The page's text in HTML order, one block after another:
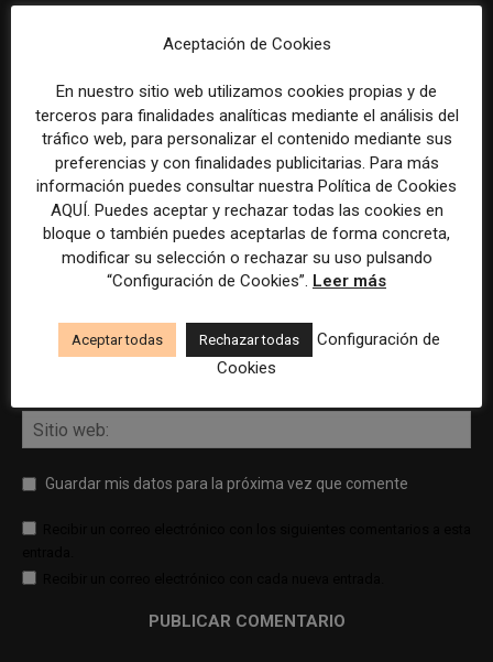
DEJA UNA RESPUESTA
Guardar mis datos para la próxima vez que comente
Aceptación de Cookies
En nuestro sitio web utilizamos cookies propias y de
terceros para finalidades analíticas mediante el análisis del
tráfico web, para personalizar el contenido mediante sus
preferencias y con finalidades publicitarias. Para más
información puedes consultar nuestra Política de Cookies
AQUÍ. Puedes aceptar y rechazar todas las cookies en
bloque o también puedes aceptarlas de forma concreta,
modificar su selección o rechazar su uso pulsando
“Configuración de Cookies”. Leer más
Aceptar todas Rechazar todas
Configuración de
Cookies